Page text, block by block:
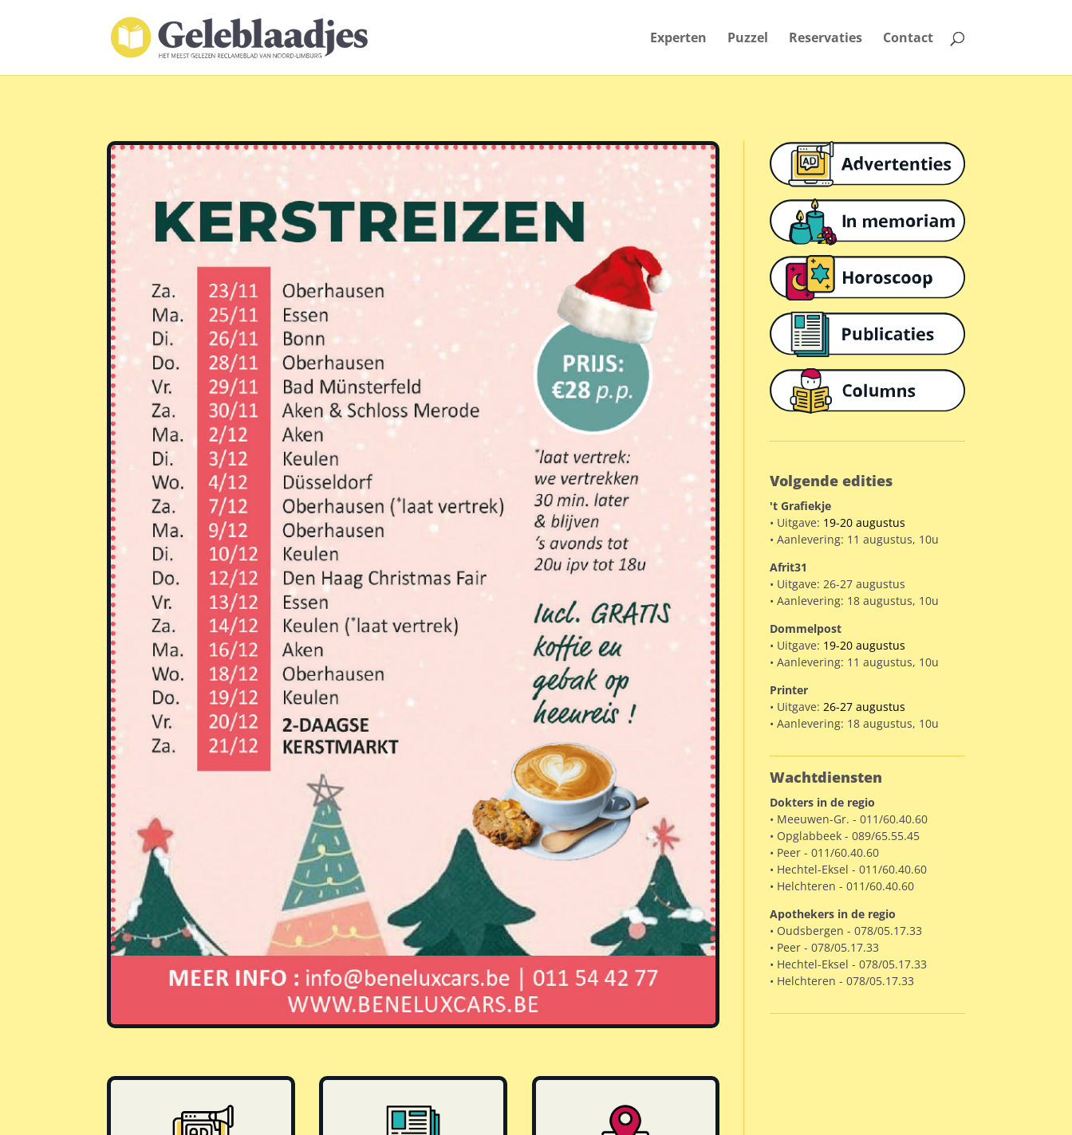
Experten Puzzel Reservaties Contact
Volgende edities
't Grafiekje
• Uitgave: 19-20 augustus
• Aanlevering: 11 augustus, 10u
Afrit31
• Uitgave: 26-27 augustus
• Aanlevering: 18 augustus, 10u
Dommelpost
• Uitgave: 19-20 augustus
• Aanlevering: 11 augustus, 10u
Printer
• Uitgave: 26-27 augustus
• Aanlevering: 18 augustus, 10u
Wachtdiensten
Dokters in de regio
• Meeuwen-Gr. - 011/60.40.60
• Opglabbeek - 089/65.55.45
• Peer - 011/60.40.60
• Hechtel-Eksel - 011/60.40.60
• Helchteren - 011/60.40.60
Apothekers in de regio
• Oudsbergen - 078/05.17.33
• Peer - 078/05.17.33
• Hechtel-Eksel - 078/05.17.33
• Helchteren - 078/05.17.33